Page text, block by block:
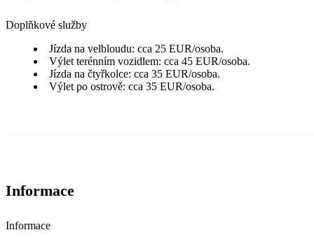
Doplňkové služby
Jízda na velbloudu: cca 25 EUR/osoba.
Výlet terénním vozidlem: cca 45 EUR/osoba.
Jízda na čtyřkolce: cca 35 EUR/osoba.
Výlet po ostrově: cca 35 EUR/osoba.
Informace
Informace